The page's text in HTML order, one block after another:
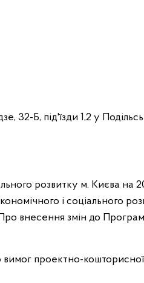
32-Б, під'їзди 1,2 у
розвитку м. Києва на
і соціального
внесення змін до
вимог проектно-